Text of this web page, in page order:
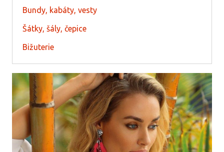
Bundy, kabáty, vesty
Šátky, šály, čepice
Bižuterie